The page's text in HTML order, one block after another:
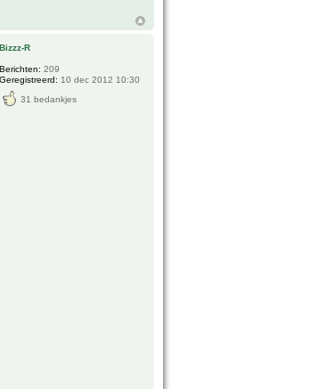
Bizzz-R
Berichten: 209
Geregistreerd: 10 dec 2012 10:30
31 bedankjes